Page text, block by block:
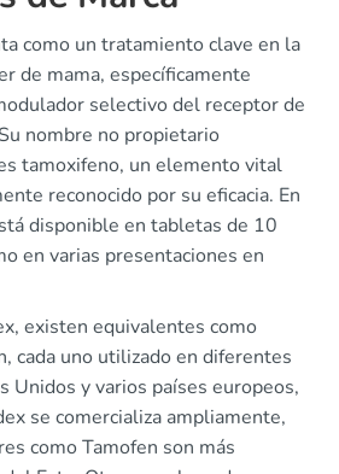
como un tratamiento clave en la
de mama, específicamente
selectivo del receptor de
nombre no propietario
tamoxifeno, un elemento vital
reconocido por su eficacia. En
disponible en tabletas de 10
en varias presentaciones en
existen equivalentes como
cada uno utilizado en diferentes
Unidos y varios países europeos,
se comercializa ampliamente,
como Tamofen son más